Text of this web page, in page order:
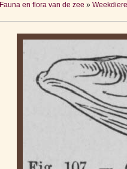
Fauna en flora van de zee »